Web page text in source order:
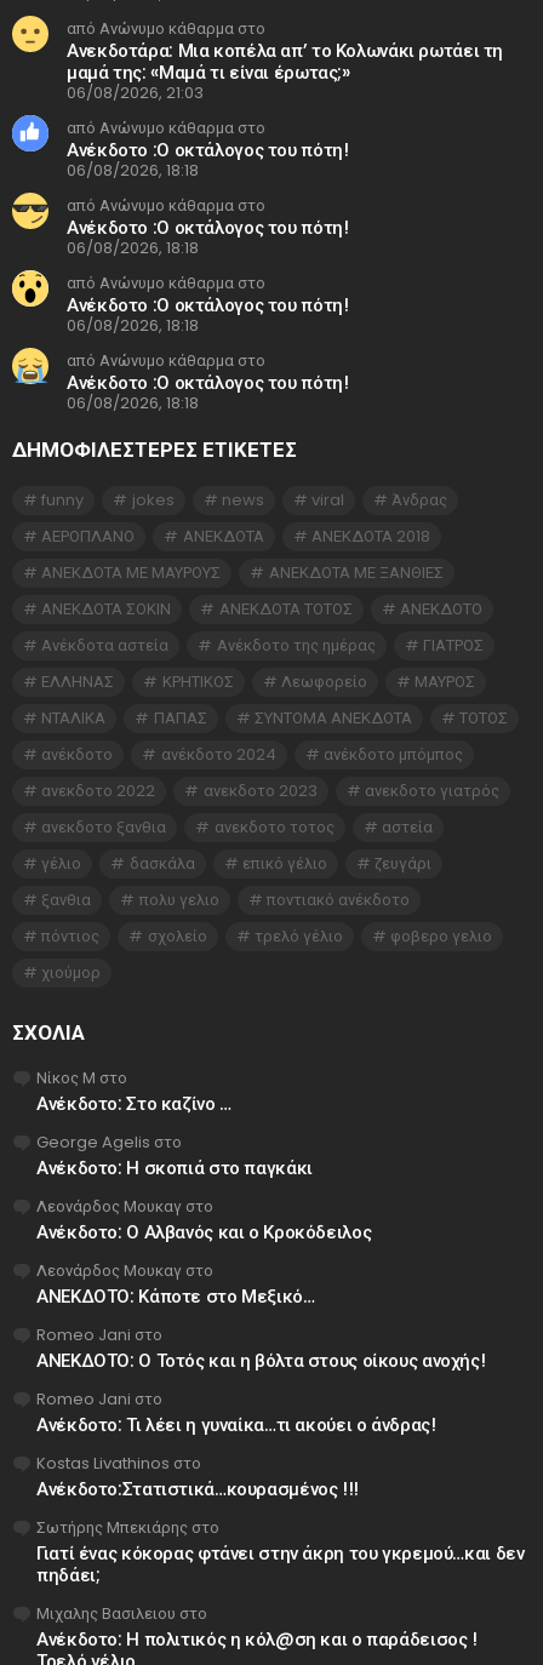
από Ανώνυμο κάθαρμα στο
Ανεκδοτάρα: Μια κοπέλα απ’ το Κολωνάκι ρωτάει τη
μαμά της: «Μαμά τι είναι έρωτας;»
06/08/2026, 21:03
από Ανώνυμο κάθαρμα στο
Ανέκδοτο :Ο οκτάλογος του πότη!
06/08/2026, 18:18
από Ανώνυμο κάθαρμα στο
Ανέκδοτο :Ο οκτάλογος του πότη!
06/08/2026, 18:18
από Ανώνυμο κάθαρμα στο
Ανέκδοτο :Ο οκτάλογος του πότη!
06/08/2026, 18:18
από Ανώνυμο κάθαρμα στο
Ανέκδοτο :Ο οκτάλογος του πότη!
06/08/2026, 18:18
ΔΗΜΟΦΙΛΕΣΤΕΡΕΣ ΕΤΙΚΈΤΕΣ
funny jokes news viral
Άνδρας
ΑΕΡΟΠΛΑΝΟ
ΑΝΕΚΔΟΤΑ
ΑΝΕΚΔΟΤΑ 2018
ΑΝΕΚΔΟΤΑ ΜΕ ΜΑΥΡΟΥΣ
ΑΝΕΚΔΟΤΑ ΜΕ ΞΑΝΘΙΕΣ
ΑΝΕΚΔΟΤΑ ΣΟΚΙΝ
ΑΝΕΚΔΟΤΑ ΤΟΤΟΣ
ΑΝΕΚΔΟΤΟ
Ανέκδοτα αστεία
Ανέκδοτο της ημέρας
ΓΙΑΤΡΟΣ
ΕΛΛΗΝΑΣ
ΚΡΗΤΙΚΟΣ Λεωφορείο
ΜΑΥΡΟΣ
ΝΤΑΛΙΚΑ
ΠΑΠΑΣ ΣΥΝΤΟΜΑ ΑΝΕΚΔΟΤΑ
ΤΟΤΟΣ
ανέκδοτο
ανέκδοτο 2024
ανέκδοτο μπόμπος
ανεκδοτο 2022
ανεκδοτο 2023
ανεκδοτο γιατρός
ανεκδοτο ξανθια
ανεκδοτο τοτος
αστεία
γέλιο
δασκάλα επικό γέλιο
ζευγάρι
ξανθια
πολυ γελιο
ποντιακό ανέκδοτο
πόντιος
σχολείο τρελό γέλιο
φοβερο γελιο
χιούμορ
ΣΧΌΛΙΑ
Νίκος Μ στο
Ανέκδοτο: Στο καζίνο …
George Agelis στο
Ανέκδοτο: Η σκοπιά στο παγκάκι
Λεονάρδος Μουκαγ στο
Ανέκδοτο: Ο Αλβανός και ο Κροκόδειλος
Λεονάρδος Μουκαγ στο
ΑΝΕΚΔΟΤΟ: Κάποτε στο Μεξικό…
Romeo Jani στο
ΑΝΕΚΔΟΤΟ: Ο Τοτός και η βόλτα στους οίκους ανοχής!
Romeo Jani στο
Ανέκδοτο: Τι λέει η γυναίκα…τι ακούει ο άνδρας!
Kostas Livathinos στο
Ανέκδοτο:Στατιστικά…κουρασμένος !!!
Σωτήρης Μπεκιάρης στο
Γιατί ένας κόκορας φτάνει στην άκρη του γκρεμού…και δεν
πηδάει;
Μιχαλης Βασιλειου στο
Ανέκδοτο: Η πολιτικός η κόλ@ση και ο παράδεισος !